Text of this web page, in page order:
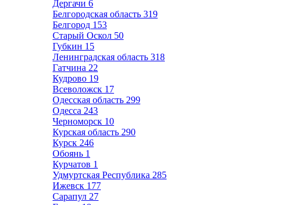
Дергачи 6
Белгородская область 319
Белгород 153
Старый Оскол 50
Губкин 15
Ленинградская область 318
Гатчина 22
Кудрово 19
Всеволожск 17
Одесская область 299
Одесса 243
Черноморск 10
Курская область 290
Курск 246
Обоянь 1
Курчатов 1
Удмуртская Республика 285
Ижевск 177
Сарапул 27